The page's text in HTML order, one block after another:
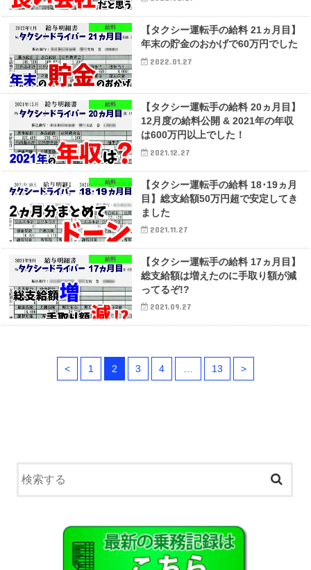
給料
【タクシー運転手の給料 21ヵ月目】
年末の貯金のおかげで60万円でした
2022.01.27
給料
【タクシー運転手の給料 20ヵ月目】
12月度の給料公開 & 2021年の年収
は600万円以上でした！
2021.12.27
給料
【タクシー運転手の給料 18･19ヵ月
目】総支給額50万円超で安定してき
ました
2021.11.27
給料
【タクシー運転手の給料 17ヵ月目】
総支給額は増えたのに手取り額が減
ってるぞ!?
2021.09.27
< 1 2 3 4 … 13 >